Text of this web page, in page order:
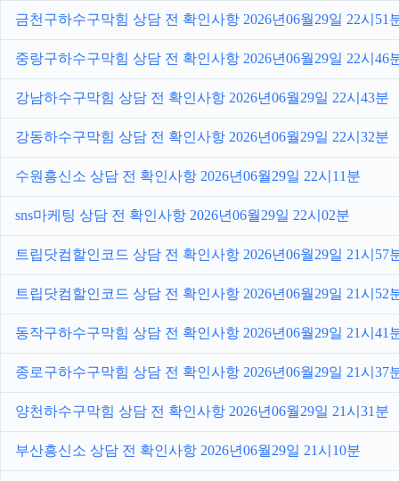
금천구하수구막힘 상담 전 확인사항 2026년06월29일 22시51
중랑구하수구막힘 상담 전 확인사항 2026년06월29일 22시46
강남하수구막힘 상담 전 확인사항 2026년06월29일 22시43분
강동하수구막힘 상담 전 확인사항 2026년06월29일 22시32분
수원흥신소 상담 전 확인사항 2026년06월29일 22시11분
sns마케팅 상담 전 확인사항 2026년06월29일 22시02분
트립닷컴할인코드 상담 전 확인사항 2026년06월29일 21시57
트립닷컴할인코드 상담 전 확인사항 2026년06월29일 21시52
동작구하수구막힘 상담 전 확인사항 2026년06월29일 21시41
종로구하수구막힘 상담 전 확인사항 2026년06월29일 21시37
양천하수구막힘 상담 전 확인사항 2026년06월29일 21시31분
부산흥신소 상담 전 확인사항 2026년06월29일 21시10분